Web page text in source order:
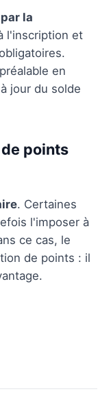
la
l'inscription et
en
jour du solde
points
. Certaines
l'imposer à
ce cas, le
de points : il